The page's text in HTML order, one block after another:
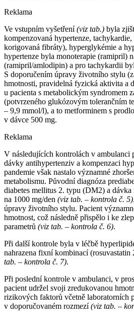
Reklama
Ve vstupním vyšetření(viz tab.) byla
kompenzovaná hypertenze,
korigovaná fibráty), hyperglykémie a
hypertenze byla monoterapie (ramipril)
(ramipril/amlodipin) a pro tachykardii
S doporučením úpravy životního stylu
hmotnosti, pravidelná fyzická aktivita a
u pacienta s metabolickým syndromem
(potvrzeného glukózovým tolerančním
–⁠ 9,9 mmol⁠/⁠l), a to metforminem s
v dávce 500 mg.
Reklama
V následujících kontrolách v ambulanci
dávky antihypertenziv a kompenzaci
pandemie však nastalo významné
metabolismu. Původní diagnóza
diabetes mellitus 2. typu (DM2) a
na 1000 mg⁠/⁠den (viz tab. –⁠ kontrola č. 5)
úpravy životního stylu. Pacient
hmotnost, což následně přispělo i ke
parametrů (viz tab. –⁠ kontrola č. 6).
Při další kontrole byla v léčbě
nahrazena fixní kombinací (rosuvastatin
tab. –⁠ kontrola č. 7).
Při poslední kontrole v ambulanci, v
pacient udržel svoji zredukovanou
rizikových faktorů včetně laboratorních
v doporučovaném rozmezí(viz tab. –⁠